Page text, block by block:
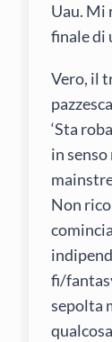
Uau. Mi
finale di
Vero, il
‘Sta
in senso
Non
fi/
sepolta